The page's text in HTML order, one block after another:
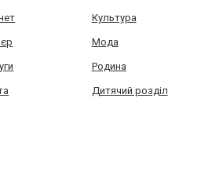
Культура
Мода
Родина
Дитячий розділ